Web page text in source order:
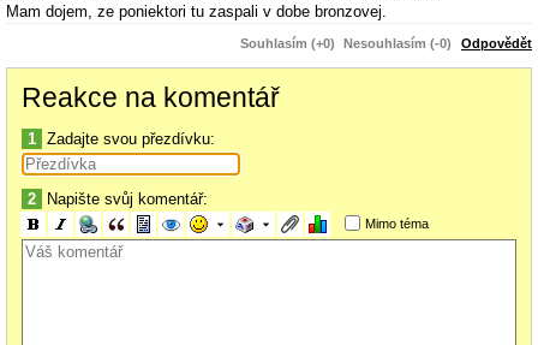
Mam dojem, ze poniektori tu zaspali v dobe bronzovej.
Souhlasím (+0) Nesouhlasím (-0) Odpovědět
Reakce na komentář
1 Zadajte svou přezdívku:
2 Napište svůj komentář:
Mimo téma